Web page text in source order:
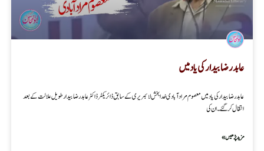
عابد رضا بیدار کی یاد میں
عابد رضا بیدار کی یاد میں معصوم مرادآبادی خدابخش لائبریری کے سابق ڈائریکٹر ڈاکٹر عابد رضا بیدار طویل علالت کے بعد
انتقال کرگئے۔ ان کی
مزید پڑھیں »